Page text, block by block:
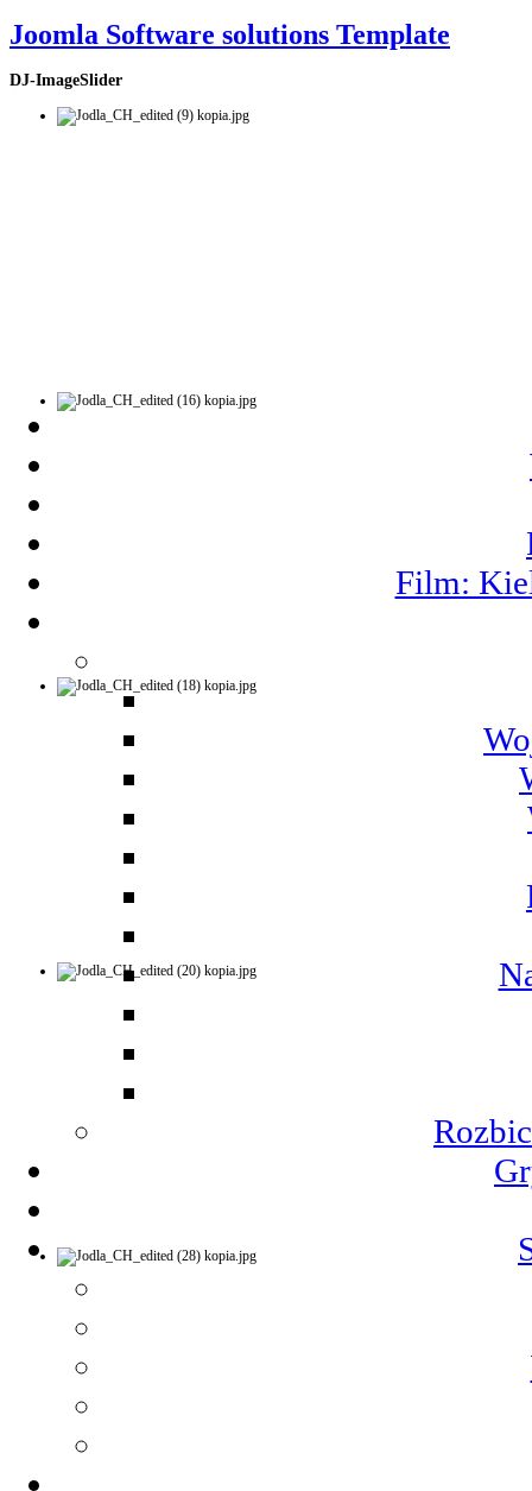
Joomla Software solutions Template
DJ-ImageSlider
Film: